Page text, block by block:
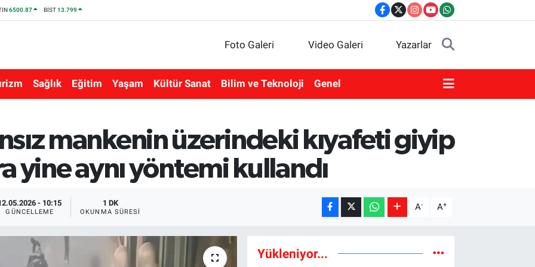
6500.87 BİST13.799
Foto Galeri Video Galeri Yazarlar
Sağlık Eğitim Yaşam Kültür Sanat Bilim ve Teknoloji Genel
mankenin üzerindeki kıyafeti giyip
yine aynı yöntemi kullandı
- 10:15
GÜNCELLEME
1 DK
OKUNMA SÜRESI A- A+
Yükleniyor...